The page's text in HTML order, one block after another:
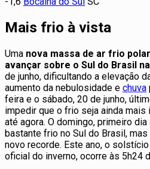
Mais frio à vista
Uma nova massa de ar frio
avançar sobre o Sul do Brasil
de junho, dificultando a elevação
aumento da nebulosidade e chuva
feira e o sábado, 20 de junho,
impedir que o frio seja ainda mais
até agora. O domingo, primeiro
bastante frio no Sul do Brasil,
novo recorde. Este ano, o
oficial do inverno, ocorre às 5h24